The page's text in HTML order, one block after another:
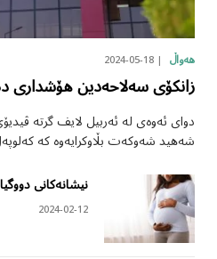
هەواڵ 2024-05-18
زانکۆی سەلاحەدین هۆشداری
دوای ئەوەی لە ئەربیل لایف گرتە
شەهید شەوکەت بڵاوکرایەوە کە
نیشانەکانی
2024-02-12